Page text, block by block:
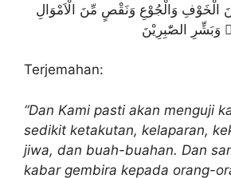
الْخَوْفِ وَالْجُوْعِ وَنَقْصٍ مِّنَ الْاَمْوَالِ
وَبَشِّرِ الصّٰبِرِيْنَ
Terjemahan:
“Dan Kami pasti akan menguji
sedikit ketakutan, kelaparan,
jiwa, dan buah-buahan. Dan
kabar gembira kepada orang-